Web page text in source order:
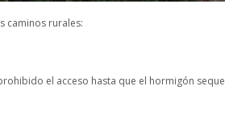
caminos rurales:
el acceso hasta que el hormigón seque